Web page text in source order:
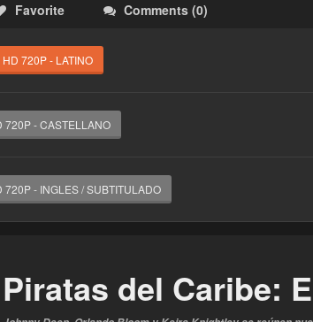
Requerido
el botón para desbloquear este
- Abrir primer enlace
Clics: 0/3
expira en 1 hora
Favorite Comments (0)
HD 720P - LATINO
720P - CASTELLANO
720P - INGLES / SUBTITULADO
Piratas del Caribe: